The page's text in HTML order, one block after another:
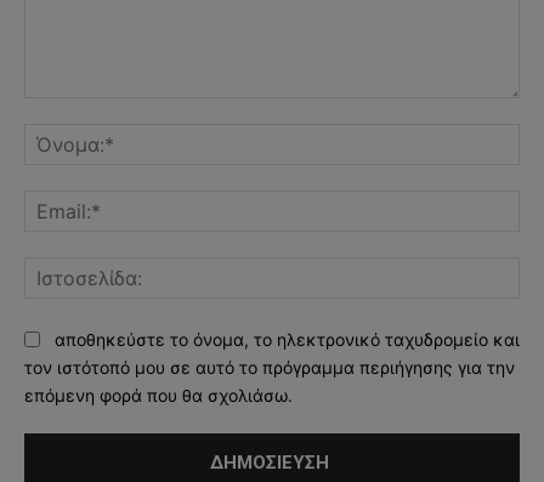
αποθηκεύστε το όνομα, το ηλεκτρονικό ταχυδρομείο και
τον ιστότοπό μου σε αυτό το πρόγραμμα περιήγησης για την
επόμενη φορά που θα σχολιάσω.